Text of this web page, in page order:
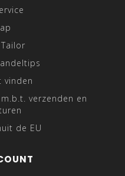
vinden
verzenden en
de EU